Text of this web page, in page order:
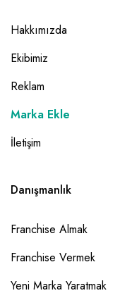
Hakkımızda
Ekibimiz
Reklam
Marka Ekle
İletişim
Danışmanlık
Franchise Almak
Franchise Vermek
Yeni Marka Yaratmak